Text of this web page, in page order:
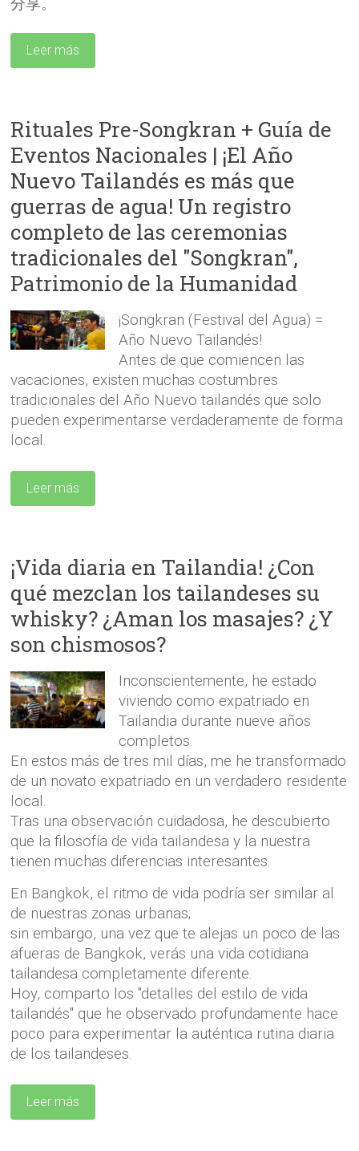
分享。
Leer más
Rituales Pre-Songkran + Guía de
Eventos Nacionales | ¡El Año
Nuevo Tailandés es más que
guerras de agua! Un registro
completo de las ceremonias
tradicionales del "Songkran",
Patrimonio de la Humanidad
¡Songkran (Festival del Agua) =
Año Nuevo Tailandés!
Antes de que comiencen las
vacaciones, existen muchas costumbres
tradicionales del Año Nuevo tailandés que solo
pueden experimentarse verdaderamente de forma
local.
Leer más
¡Vida diaria en Tailandia! ¿Con
qué mezclan los tailandeses su
whisky? ¿Aman los masajes? ¿Y
son chismosos?
Inconscientemente, he estado
viviendo como expatriado en
Tailandia durante nueve años
completos.
En estos más de tres mil días, me he transformado
de un novato expatriado en un verdadero residente
local.
Tras una observación cuidadosa, he descubierto
que la filosofía de vida tailandesa y la nuestra
tienen muchas diferencias interesantes.
En Bangkok, el ritmo de vida podría ser similar al
de nuestras zonas urbanas;
sin embargo, una vez que te alejas un poco de las
afueras de Bangkok, verás una vida cotidiana
tailandesa completamente diferente.
Hoy, comparto los "detalles del estilo de vida
tailandés" que he observado profundamente hace
poco para experimentar la auténtica rutina diaria
de los tailandeses.
Leer más